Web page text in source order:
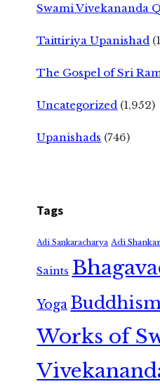
Swami Vivekananda
Taittiriya Upanishad
The Gospel of Sri
Uncategorized (1,952)
Upanishads (746)
Tags
Adi Sankaracharya Adi
Saints
Yoga
Works of